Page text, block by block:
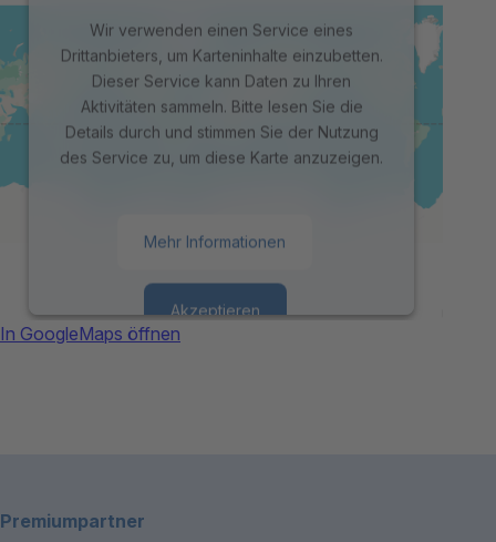
Wir verwenden einen Service eines
Drittanbieters, um Karteninhalte einzubetten.
Dieser Service kann Daten zu Ihren
Aktivitäten sammeln. Bitte lesen Sie die
Details durch und stimmen Sie der Nutzung
des Service zu, um diese Karte anzuzeigen.
Mehr Informationen
Akzeptieren
In GoogleMaps öffnen
Premiumpartner